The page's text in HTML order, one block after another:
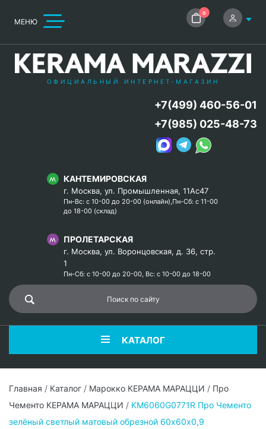
МЕНЮ
0
ОФИЦИАЛЬНЫЙ ИНТЕРНЕТ-МАГАЗИН
КАНТЕМИРОВСКАЯ
г. Москва, ул. Промышленная, 11Ас47
Пн-Вс: с 10-00 до 20-00 (онлайн),Пн-Сб: с 11-00
до 18-00 (склад)
ПРОЛЕТАРСКАЯ
г. Москва, ул. Воронцовская, д. 36, стр.
1
Пн-Сб: с 10-00 до 20-00, Вс: с 10-00 до 18-00
+7(499) 460-56-01
+7(985) 025-48-73
КАТАЛОГ
Главная / Каталог / Марокко КЕРАМА МАРАЦЦИ / Про
Чементо КЕРАМА МАРАЦЦИ / KM6060G0771R Про Чементо
зелёный светлый матовый обрезной 60х60x0,9